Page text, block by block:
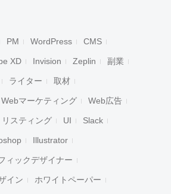
PM WordPress CMS
XD Invision Zeplin 副業
ライター 取材
Webマーケティング Web広告
リスティング UI Slack
Illustrator
ィックデザイナー
イン ホワイトペーパー